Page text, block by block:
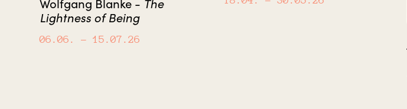
Wolfgang Blanke - The
Lightness of Being
06.06. – 15.07.26